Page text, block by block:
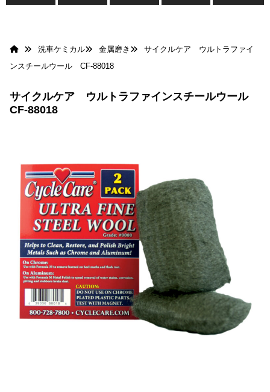
お問い合わせ
洗車ケミカル 金属磨き
サイクルケア ウルトラファイ
ンスチールウール CF-88018
サイクルケア ウルトラファインスチールウール
CF-88018